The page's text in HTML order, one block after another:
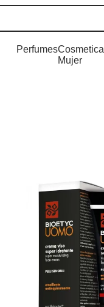
PerfumesCosmetica
Mujer